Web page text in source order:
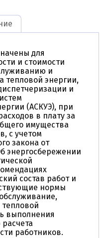
для
и стоимости
и
тепловой энергии,
и
(АСКУЭ), при
в плату за
имущества
с учетом
закона от
энергосбережении
состав работ и
нормы
выполнения
работников.